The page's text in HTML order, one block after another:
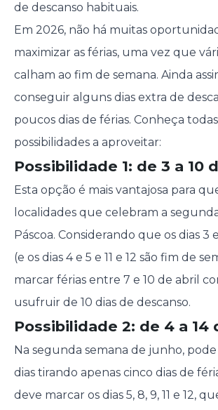
de descanso habituais.
Em 2026, não há muitas
maximizar as férias, uma vez que
calham ao fim de semana. Ainda
conseguir alguns dias extra de
poucos dias de férias. Conheça
possibilidades a aproveitar:
Possibilidade 1: de 3 a 10
Esta opção é mais vantajosa para
localidades que celebram a
Páscoa. Considerando que os dias 3
(e os dias 4 e 5 e 11 e 12 são fim de
marcar férias entre 7 e 10 de abril
usufruir de 10 dias de descanso.
Possibilidade 2: de 4 a 14
Na segunda semana de junho, pode
dias tirando apenas cinco dias de
deve marcar os dias 5, 8, 9, 11 e 12,